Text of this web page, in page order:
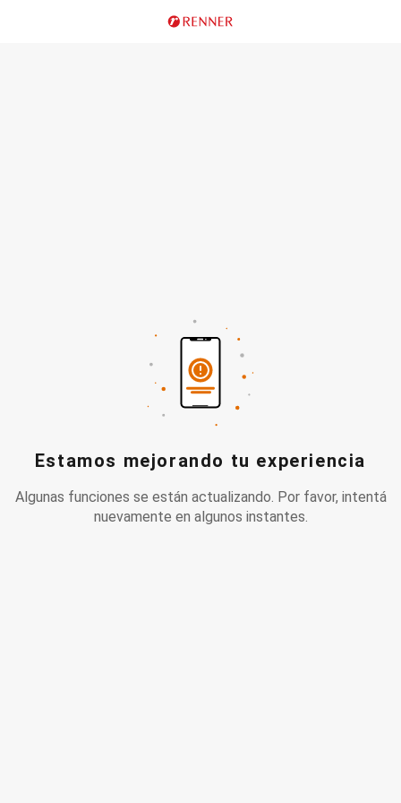
Estamos mejorando tu experiencia
Algunas funciones se están actualizando. Por favor, intentá
nuevamente en algunos instantes.